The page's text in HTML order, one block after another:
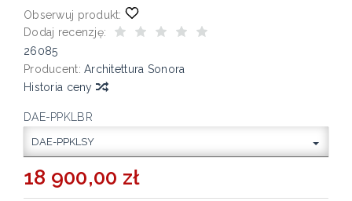
Obserwuj produkt:
Dodaj recenzję:
26085
Producent: Architettura Sonora
Historia ceny
DAE-PPKLBR
DAE-PPKLSY
18 900,00 zł